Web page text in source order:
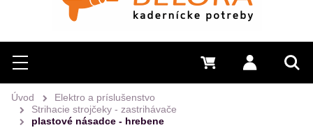
Hľadať
Menu Prihlásiť
0 €
Úvod
Elektro a príslušenstvo
Strihacie strojčeky - zastrihávače
plastové násadce - hrebene